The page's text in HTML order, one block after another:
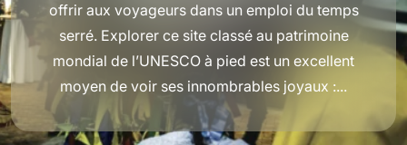
offrir aux voyageurs dans un emploi du temps
serré. Explorer ce site classé au patrimoine
mondial de l’UNESCO à pied est un excellent
moyen de voir ses innombrables joyaux :...